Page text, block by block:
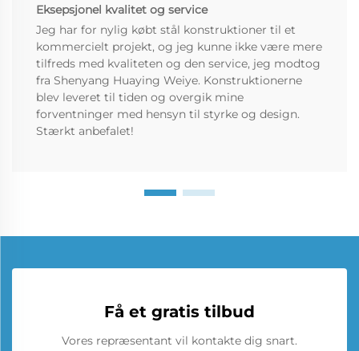
Eksepsjonel kvalitet og service
Jeg har for nylig købt stål konstruktioner til et
kommercielt projekt, og jeg kunne ikke være mere
tilfreds med kvaliteten og den service, jeg modtog
fra Shenyang Huaying Weiye. Konstruktionerne
blev leveret til tiden og overgik mine
forventninger med hensyn til styrke og design.
Stærkt anbefalet!
Få et gratis tilbud
Vores repræsentant vil kontakte dig snart.